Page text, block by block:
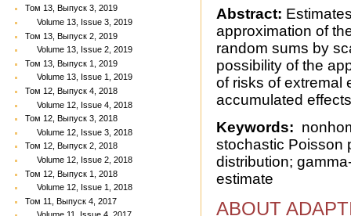
Том 13, Выпуск 3, 2019
Volume 13, Issue 3, 2019
Том 13, Выпуск 2, 2019
Volume 13, Issue 2, 2019
Том 13, Выпуск 1, 2019
Volume 13, Issue 1, 2019
Том 12, Выпуск 4, 2018
Volume 12, Issue 4, 2018
Том 12, Выпуск 3, 2018
Volume 12, Issue 3, 2018
Том 12, Выпуск 2, 2018
Volume 12, Issue 2, 2018
Том 12, Выпуск 1, 2018
Volume 12, Issue 1, 2018
Том 11, Выпуск 4, 2017
Abstract:
approximation of
random sums by
possibility of the
of risks of extremal
accumulated
Keywords:
stochastic Poisson
distribution;
estimate
ABOUT